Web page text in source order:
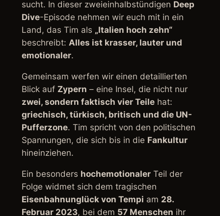
sucht. In dieser zweieinhalbstündigen Deep
Dive-Episode nehmen wir euch mit in ein
Land, das Tim als „Italien hoch zehn“
beschreibt: Alles ist krasser, lauter und
emotionaler.
Gemeinsam werfen wir einen detaillierten
Blick auf Zypern – eine Insel, die nicht nur
zwei, sondern faktisch vier Teilehat:
griechisch, türkisch, britisch und die UN-
Pufferzone. Tim spricht von den politischen
Spannungen, die sich bis in die Fankultur
hineinziehen.
Ein besonders hochemotionalerTeil der
Folge widmet sich dem tragischen
Eisenbahnunglück von Tempi am 28.
Februar 2023, bei dem 57 Menschen ihr